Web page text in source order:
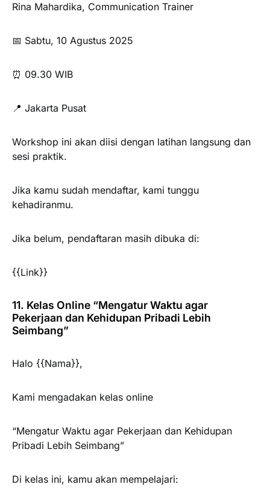
Rina Mahardika, Communication Trainer
📅 Sabtu, 10 Agustus 2025
⏰ 09.30 WIB
📍 Jakarta Pusat
Workshop ini akan diisi dengan latihan langsung dan
sesi praktik.
Jika kamu sudah mendaftar, kami tunggu
kehadiranmu.
Jika belum, pendaftaran masih dibuka di:
{{Link}}
11. Kelas Online “Mengatur Waktu agar
Pekerjaan dan Kehidupan Pribadi Lebih
Seimbang”
Halo {{Nama}},
Kami mengadakan kelas online
“Mengatur Waktu agar Pekerjaan dan Kehidupan
Pribadi Lebih Seimbang”
Di kelas ini, kamu akan mempelajari: